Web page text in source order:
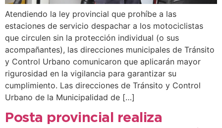
Atendiendo la ley provincial que prohíbe a las
estaciones de servicio despachar a los motociclistas
que circulen sin la protección individual (o sus
acompañantes), las direcciones municipales de Tránsito
y Control Urbano comunicaron que aplicarán mayor
rigurosidad en la vigilancia para garantizar su
cumplimiento. Las direcciones de Tránsito y Control
Urbano de la Municipalidad de […]
Posta provincial realiza